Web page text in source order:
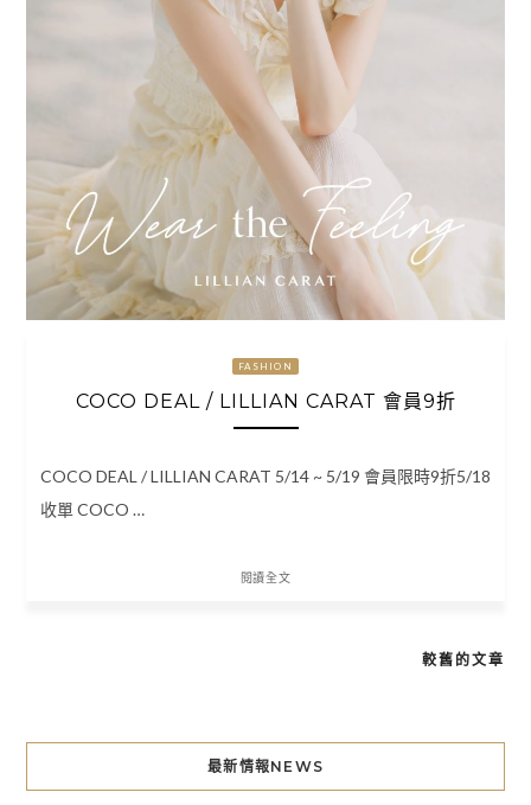
FASHION
COCO DEAL / LILLIAN CARAT 會員9折
COCO DEAL / LILLIAN CARAT 5/14 ~ 5/19 會員限時9折5/18
收單 COCO …
閱讀全文
導
覽
較舊的文章
最新情報NEWS